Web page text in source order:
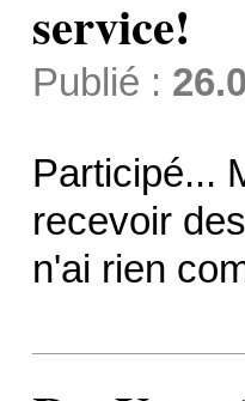
service!
Publié :
Participé...
recevoir
n'ai rien